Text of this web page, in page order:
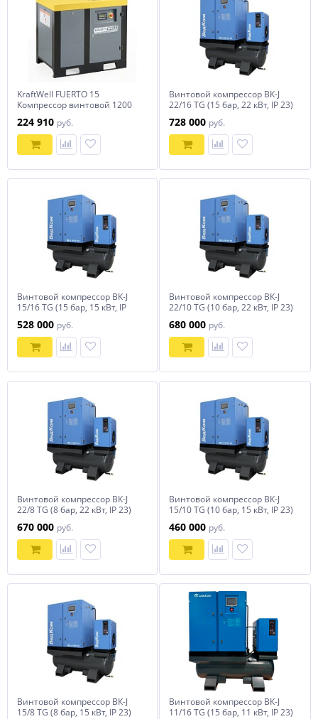
KraftWell FUERTO 15
Компрессор винтовой 1200
224 910 руб.
Винтовой компрессор ВК-J
22/16 TG (15 бар, 22 кВт, IP 23)
728 000 руб.
Винтовой компрессор ВК-J
15/16 TG (15 бар, 15 кВт, IP
528 000 руб.
Винтовой компрессор ВК-J
22/10 TG (10 бар, 22 кВт, IP 23)
680 000 руб.
Винтовой компрессор ВК-J
22/8 TG (8 бар, 22 кВт, IP 23)
670 000 руб.
Винтовой компрессор ВК-J
15/10 TG (10 бар, 15 кВт, IP 23)
460 000 руб.
Винтовой компрессор ВК-J
15/8 TG (8 бар, 15 кВт, IP 23)
Винтовой компрессор ВК-J
11/16 TG (15 бар, 11 кВт, IP 23)